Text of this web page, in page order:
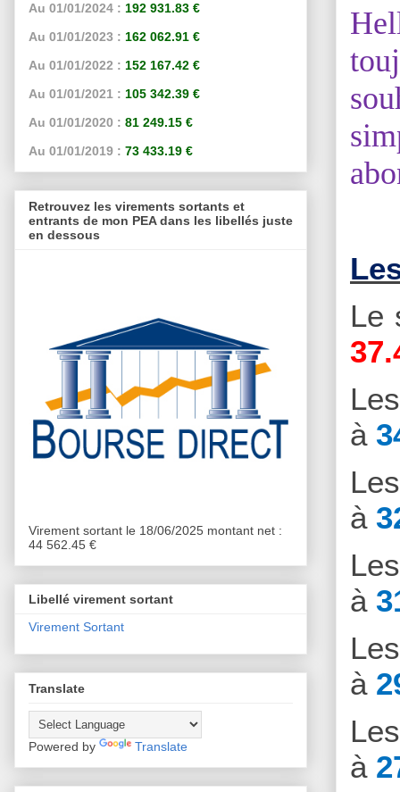
Le
à
à
à
à
à
Au 01/01/2024 : 192 931.83 €
Au 01/01/2023 : 162 062.91 €
Au 01/01/2022 : 152 167.42 €
Au 01/01/2021 : 105 342.39 €
Au 01/01/2020 : 81 249.15 €
Au 01/01/2019 : 73 433.19 €
Retrouvez les virements sortants et
entrants de mon PEA dans les libellés juste
en dessous
Virement sortant le 18/06/2025 montant net :
44 562.45 €
Libellé virement sortant
Virement Sortant
Translate
Powered by Translate